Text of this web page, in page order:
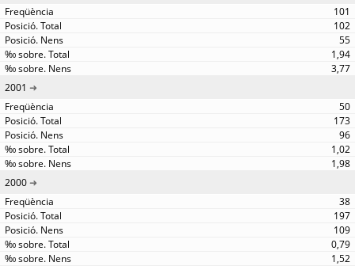
101
102
55
1,94
3,77
2001
50
173
96
1,02
1,98
2000
38
197
109
0,79
1,52